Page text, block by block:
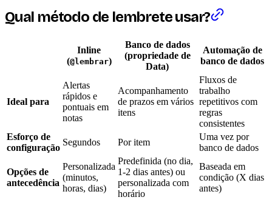
Qual método de lembrete usar?
Inline
(@lembrar)
Banco de dados
(propriedade de
Data)
Automação de
banco de dados
Ideal para
Alertas
rápidos e
pontuais em
notas
Acompanhamento
de prazos em vários
itens
Fluxos de
trabalho
repetitivos com
regras
consistentes
Esforço de
configuração
Segundos Por item
Uma vez por
banco de dados
Opções de
antecedência
Personalizada
(minutos,
horas, dias)
Predefinida (no dia,
1-2 dias antes) ou
personalizada com
horário
Baseada em
condição (X dias
antes)